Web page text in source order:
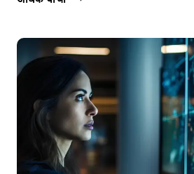
आणि
अचूक
कृषी
सल्ल्यासाठी
५
उपयुक्त